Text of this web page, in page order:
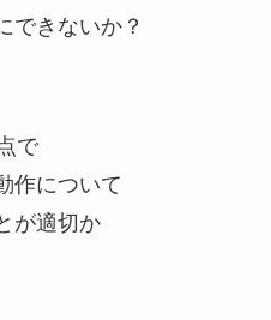
できないか？
で
作について
が適切か